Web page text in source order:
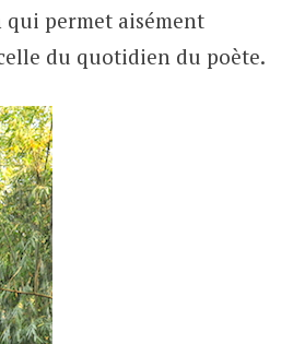
qui permet aisément
du quotidien du poète.